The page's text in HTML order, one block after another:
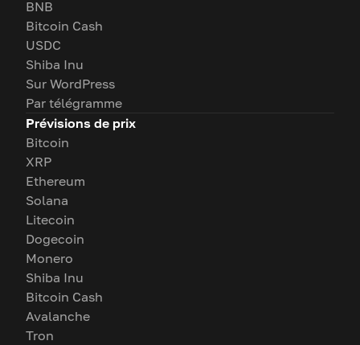
BNB
Bitcoin Cash
USDC
Shiba Inu
Sur WordPress
Par télégramme
Prévisions de prix
Bitcoin
XRP
Ethereum
Solana
Litecoin
Dogecoin
Monero
Shiba Inu
Bitcoin Cash
Avalanche
Tron